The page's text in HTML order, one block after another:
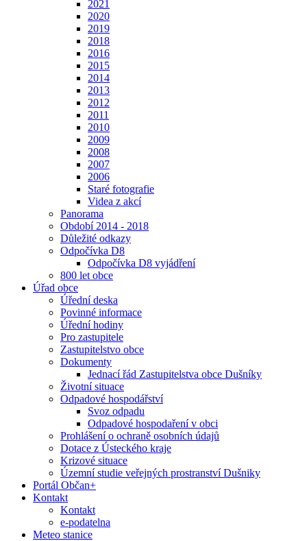
2021
2020
2019
2018
2016
2015
2014
2013
2012
2011
2010
2009
2008
2007
2006
Staré fotografie
Videa z akcí
Panorama
Období 2014 - 2018
Důležité odkazy
Odpočívka D8
Odpočívka D8 vyjádření
800 let obce
Úřad obce
Úřední deska
Povinné informace
Úřední hodiny
Pro zastupitele
Zastupitelstvo obce
Dokumenty
Jednací řád Zastupitelstva obce Dušníky
Životní situace
Odpadové hospodářství
Svoz odpadu
Odpadové hospodaření v obci
Prohlášení o ochraně osobních údajů
Dotace z Ústeckého kraje
Krizové situace
Územní studie veřejných prostranství Dušniky
Portál Občan+
Kontakt
Kontakt
e-podatelna
Meteo stanice